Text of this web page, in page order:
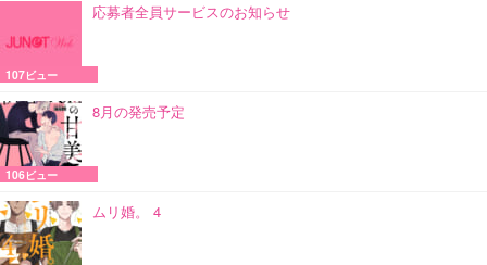
応募者全員サービスのお知らせ
107ビュー
8月の発売予定
106ビュー
ムリ婚。 4